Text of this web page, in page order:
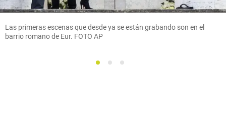
Las primeras escenas que desde ya se están grabando son en el
barrio romano de Eur. FOTO AP
1 2 3